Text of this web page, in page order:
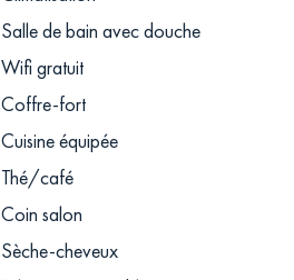
Salle de bain avec douche
Wifi gratuit
Coffre-fort
Cuisine équipée
Thé/café
Coin salon
Sèche-cheveux